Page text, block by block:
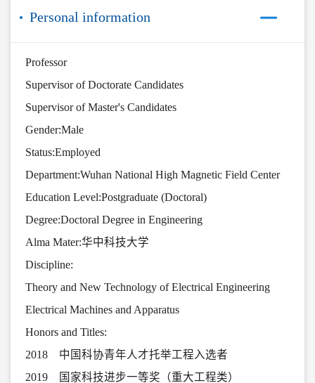
Personal information
Professor
Supervisor of Doctorate Candidates
Supervisor of Master's Candidates
Gender:Male
Status:Employed
Department:Wuhan National High Magnetic Field Center
Education Level:Postgraduate (Doctoral)
Degree:Doctoral Degree in Engineering
Alma Mater:华中科技大学
Discipline:
Theory and New Technology of Electrical Engineering
Electrical Machines and Apparatus
Honors and Titles:
2018 中国科协青年人才托举工程入选者
2019 国家科技进步一等奖（重大工程类）